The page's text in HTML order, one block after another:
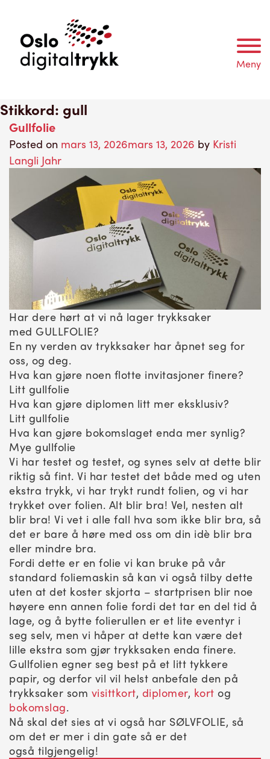
Meny
Stikkord: gull
Gullfolie
Posted on mars 13, 2026mars 13, 2026 by Kristi
Langli Jahr
Har dere hørt at vi nå lager trykksaker
med GULLFOLIE?
En ny verden av trykksaker har åpnet seg for
oss, og deg.
Hva kan gjøre noen flotte invitasjoner finere?
Litt gullfolie
Hva kan gjøre diplomen litt mer eksklusiv?
Litt gullfolie
Hva kan gjøre bokomslaget enda mer synlig?
Mye gullfolie
Vi har testet og testet, og synes selv at dette blir
riktig så fint. Vi har testet det både med og uten
ekstra trykk, vi har trykt rundt folien, og vi har
trykket over folien. Alt blir bra! Vel, nesten alt
blir bra! Vi vet i alle fall hva som ikke blir bra, så
det er bare å høre med oss om din idè blir bra
eller mindre bra.
Fordi dette er en folie vi kan bruke på vår
standard foliemaskin så kan vi også tilby dette
uten at det koster skjorta – startprisen blir noe
høyere enn annen folie fordi det tar en del tid å
lage, og å bytte folierullen er et lite eventyr i
seg selv, men vi håper at dette kan være det
lille ekstra som gjør trykksaken enda finere.
Gullfolien egner seg best på et litt tykkere
papir, og derfor vil vil helst anbefale den på
trykksaker som visittkort, diplomer, kort og
bokomslag.
Nå skal det sies at vi også har SØLVFOLIE, så
om det er mer i din gate så er det
også tilgjengelig!